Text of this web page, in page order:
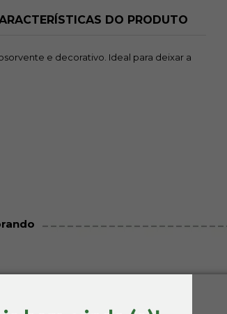
DO PRODUTO
e decorativo. Ideal para deixar a